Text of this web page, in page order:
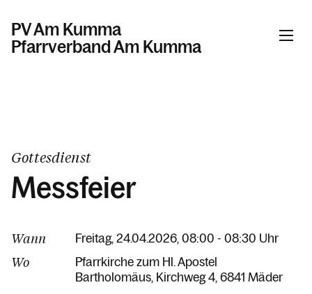
PV Am Kumma
Pfarrverband Am Kumma
Kalender
Kontakt
Gottesdienst
Messfeier
Wann Freitag, 24.04.2026, 08:00 - 08:30 Uhr
Wo
Pfarrkirche zum Hl. Apostel
Bartholomäus Kirchweg 4 6841 Mäder